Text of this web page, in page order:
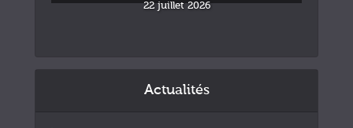
22 juillet 2026
Actualités